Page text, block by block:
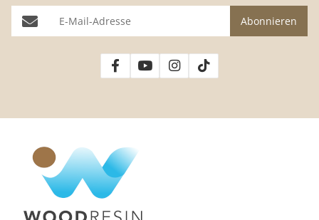
E-Mail-Adresse Abonnieren